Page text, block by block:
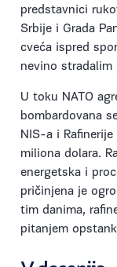
predstavnici
Srbije i Grada
cveća ispred
nevino stradalim
U toku NATO
bombardovana
NIS-a i
miliona dolara.
energetska i
pričinjena je
tim danima,
pitanjem